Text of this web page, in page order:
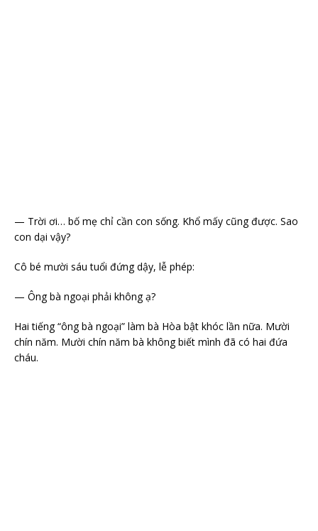
— Trời ơi… bố mẹ chỉ cần con sống. Khổ mấy cũng được. Sao
con dại vậy?
Cô bé mười sáu tuổi đứng dậy, lễ phép:
— Ông bà ngoại phải không ạ?
Hai tiếng “ông bà ngoại” làm bà Hòa bật khóc lần nữa. Mười
chín năm. Mười chín năm bà không biết mình đã có hai đứa
cháu.